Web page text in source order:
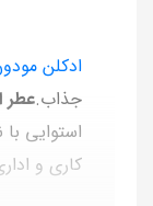
ادکلن
جذاب.عطر
استوایی
کاری و